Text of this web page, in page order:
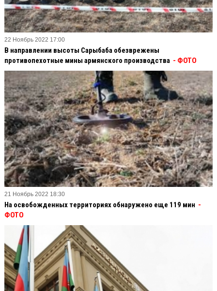
22 Ноябрь 2022 17:00
В направлении высоты Сарыбаба обезврежены
противопехотные мины армянского производства - ФОТО
21 Ноябрь 2022 18:30
На освобожденных территориях обнаружено еще 119 мин -
ФОТО